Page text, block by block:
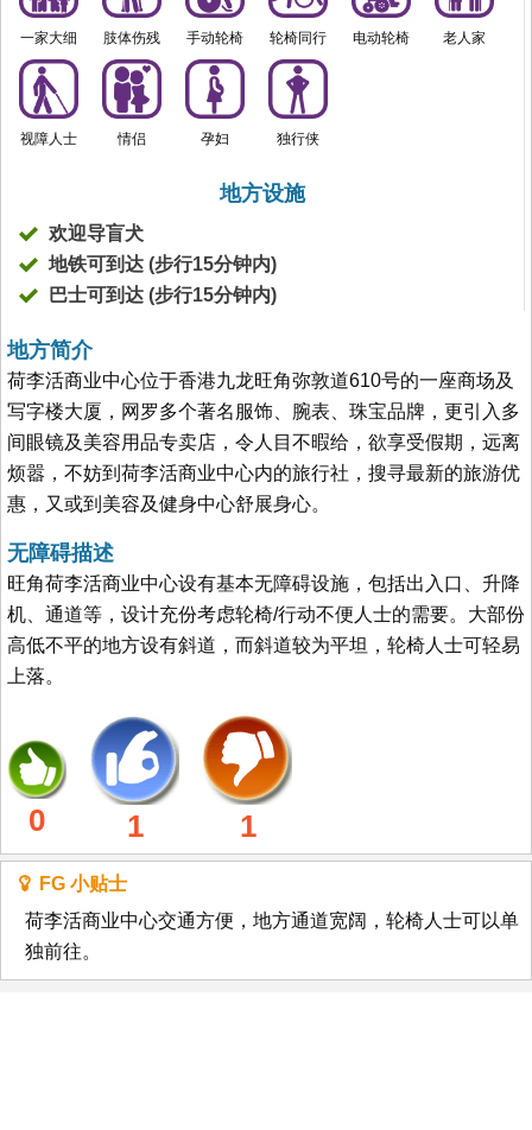
一家大细 肢体伤残 手动轮椅 轮椅同行 电动轮椅 老人家
视障人士 情侣 孕妇 独行侠
地方设施
欢迎导盲犬
地铁可到达 (步行15分钟内)
巴士可到达 (步行15分钟内)
地方简介
荷李活商业中心位于香港九龙旺角弥敦道610号的一座商场及
写字楼大厦，网罗多个著名服饰、腕表、珠宝品牌，更引入多
间眼镜及美容用品专卖店，令人目不暇给，欲享受假期，远离
烦嚣，不妨到荷李活商业中心内的旅行社，搜寻最新的旅游优
惠，又或到美容及健身中心舒展身心。
无障碍描述
旺角荷李活商业中心设有基本无障碍设施，包括出入口、升降
机、通道等，设计充份考虑轮椅/行动不便人士的需要。大部份
高低不平的地方设有斜道，而斜道较为平坦，轮椅人士可轻易
上落。
0 1 1
FG 小贴士
荷李活商业中心交通方便，地方通道宽阔，轮椅人士可以单
独前往。